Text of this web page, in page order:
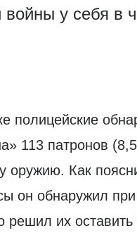
войны у себя в
полицейские
113 патронов
оружию. Как
он обнаружил при
решил их оставить